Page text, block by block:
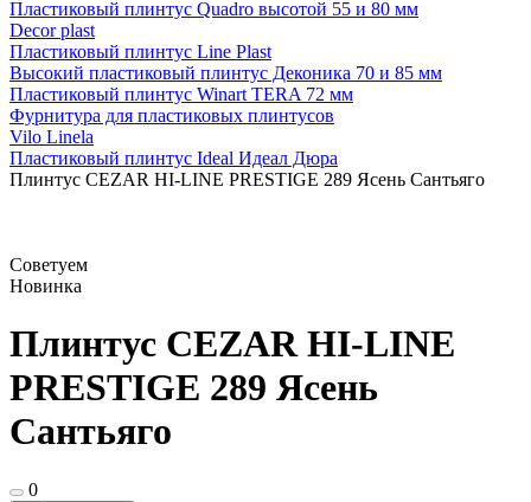
Пластиковый плинтус Quadro высотой 55 и 80 мм
Decor plast
Пластиковый плинтус Line Plast
Высокий пластиковый плинтус Деконика 70 и 85 мм
Пластиковый плинтус Winart TERA 72 мм
Фурнитура для пластиковых плинтусов
Vilo Linela
Пластиковый плинтус Ideal Идеал Дюра
Плинтус CEZAR HI-LINE PRESTIGE 289 Ясень Сантьяго
Советуем
Новинка
Плинтус CEZAR HI-LINE
PRESTIGE 289 Ясень
Сантьяго
0